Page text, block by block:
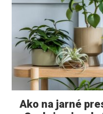
Ako na jarné